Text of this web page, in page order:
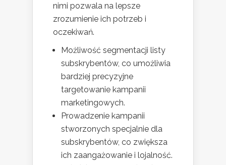
nimi pozwala na lepsze
zrozumienie ich potrzeb i
oczekiwań.
Możliwość segmentacji listy
subskrybentów, co umożliwia
bardziej precyzyjne
targetowanie kampanii
marketingowych.
Prowadzenie kampanii
stworzonych specjalnie dla
subskrybentów, co zwiększa
ich zaangażowanie i lojalność.